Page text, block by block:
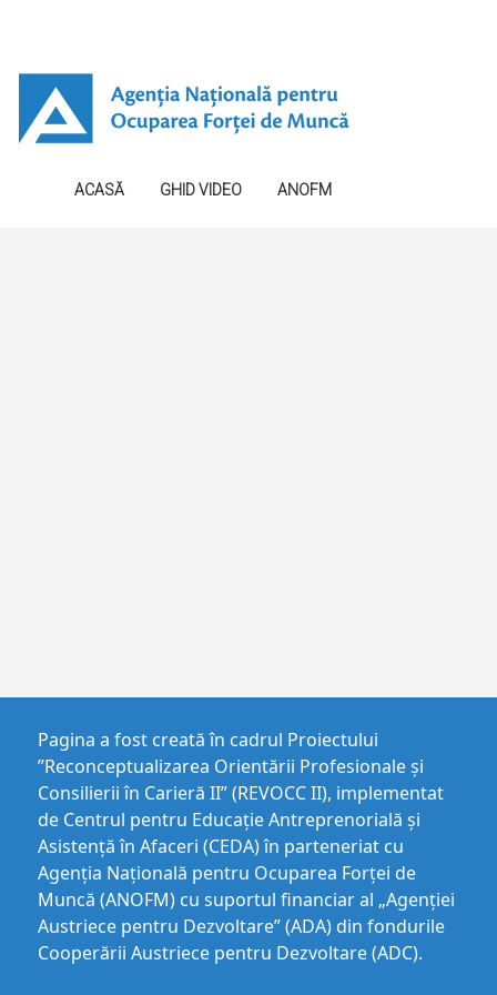
ACASĂ GHID VIDEO ANOFM
Pagina a fost creată în cadrul Proiectului
”Reconceptualizarea Orientării Profesionale și
Consilierii în Carieră II” (REVOCC II), implementat
de Centrul pentru Educaţie Antreprenorială şi
Asistenţă în Afaceri (CEDA) în parteneriat cu
Agenția Națională pentru Ocuparea Forței de
Muncă (ANOFM) cu suportul financiar al „Agenției
Austriece pentru Dezvoltare” (ADA) din fondurile
Cooperării Austriece pentru Dezvoltare (ADC).